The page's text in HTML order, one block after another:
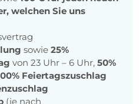
welchen Sie uns
sowie 25%
von 23 Uhr – 6 Uhr, 50%
Feiertagszuschlag
(je nach